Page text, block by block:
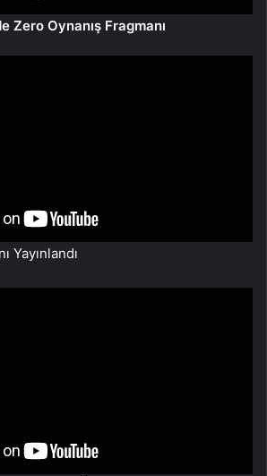
Zero Oynanış Fragmanı
Yayınlandı